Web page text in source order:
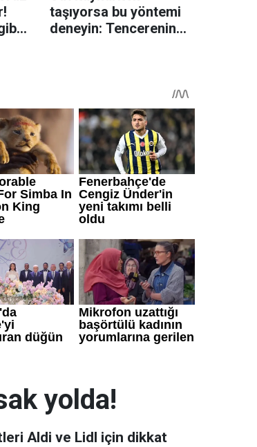
taşıyorsa bu yöntemi
deneyin: Tencerenin
yolda!
Aldi ve Lidl için dikkat